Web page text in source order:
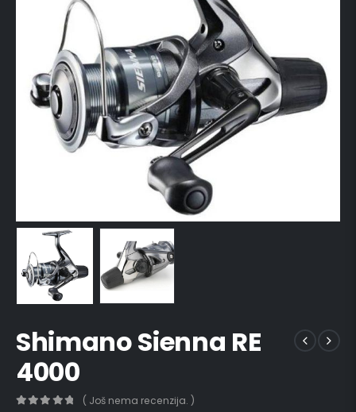
Shimano Sienna RE
4000
( Još nema recenzija. )